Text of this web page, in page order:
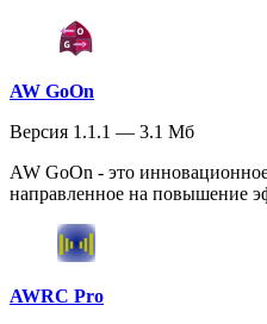
AW GoOn
Версия 1.1.1 — 3.1 Мб
AW GoOn - это
направленное на повышение
AWRC Pro